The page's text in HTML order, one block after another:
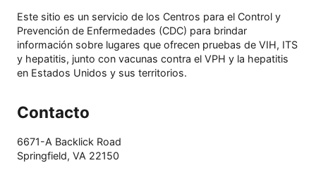
Este sitio es un servicio de los Centros para el Control y
Prevención de Enfermedades (CDC) para brindar
información sobre lugares que ofrecen pruebas de VIH, ITS
y hepatitis, junto con vacunas contra el VPH y la hepatitis
en Estados Unidos y sus territorios.
Contacto
6671-A Backlick Road
Springfield, VA 22150